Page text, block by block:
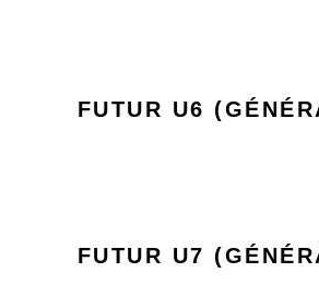
FUTUR U6
FUTUR U7